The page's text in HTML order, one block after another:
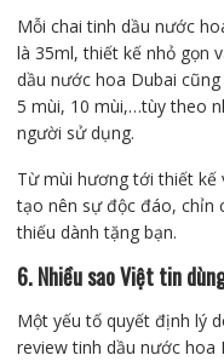
Mỗi chai tinh dầu nước
là 35ml, thiết kế nhỏ gọn
dầu nước hoa Dubai
5 mùi, 10 mùi,…tùy theo
người sử dụng.
Từ mùi hương tới thiết kế
tạo nên sự độc đáo, chỉn
thiếu dành tặng bạn.
6. Nhiều sao Việt tin
Một yếu tố quyết định lý
review tinh dầu nước hoa